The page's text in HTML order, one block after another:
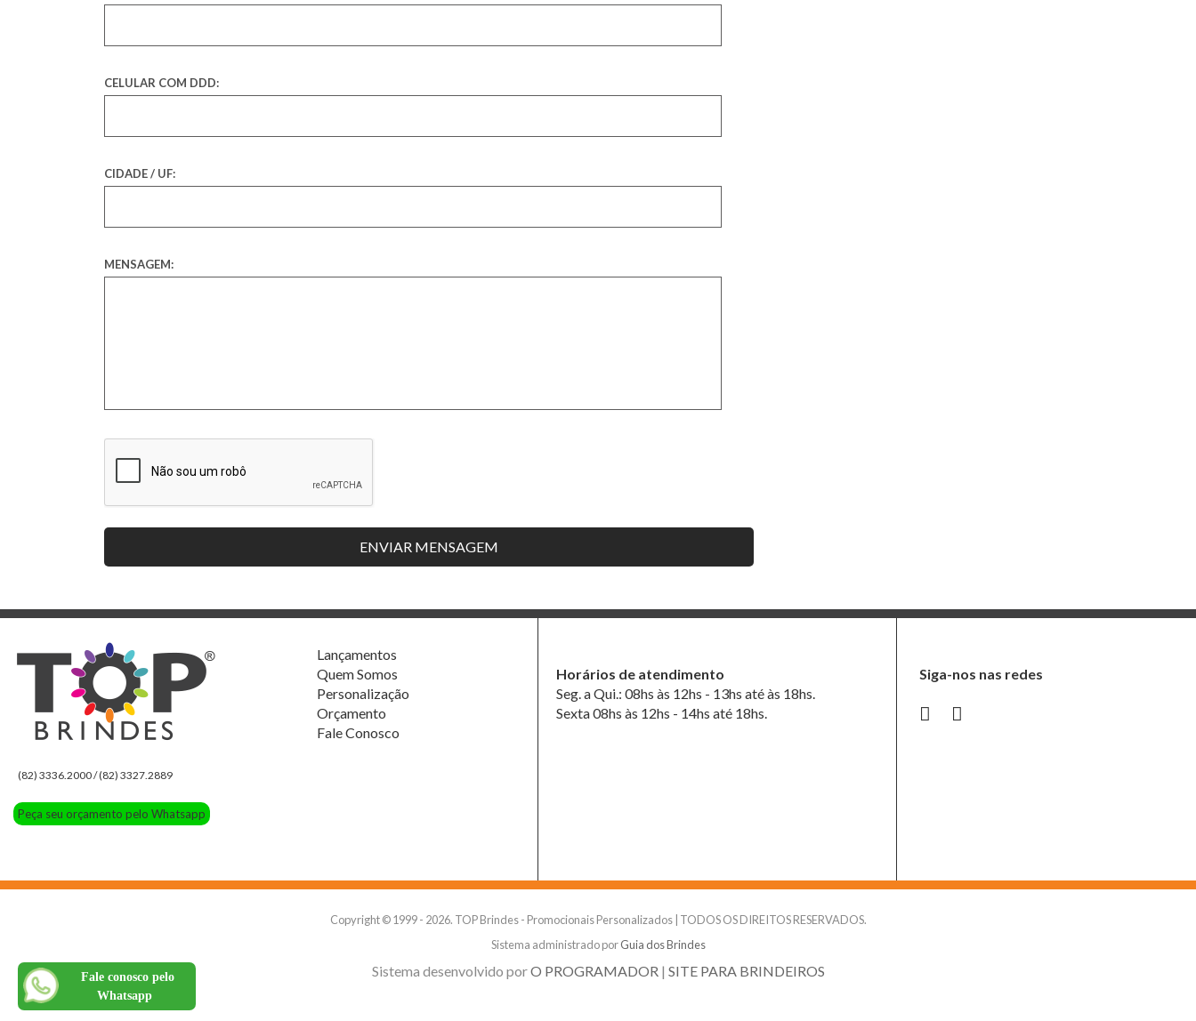
CELULAR COM DDD:
CIDADE / UF:
MENSAGEM:
(82) 3336.2000 / (82) 3327.2889
Peça seu orçamento pelo Whatsapp
Lançamentos
Quem Somos
Personalização
Orçamento
Fale Conosco
Horários de atendimento
Seg. a Qui.: 08hs às 12hs - 13hs até às 18hs.
Sexta 08hs às 12hs - 14hs até 18hs.
Siga-nos nas redes
Copyright © 1999 - 2026. TOP Brindes - Promocionais Personalizados | TODOS OS DIREITOS RESERVADOS.
Sistema administrado porGuia dos Brindes
Sistema desenvolvido porO PROGRAMADOR | SITE PARA BRINDEIROS
Fale conosco pelo
Whatsapp